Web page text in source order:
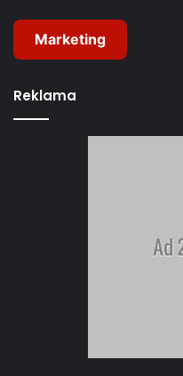
Marketing
Reklama